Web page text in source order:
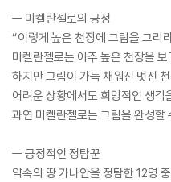
ㅡ 미켈란젤로의 긍정
“이렇게 높은 천장에 그림을 그리
미켈란젤로는 아주 높은 천장을
하지만 그림이 가득 채워진 멋진
어려운 상황에서도 희망적인 생각
과연 미켈란젤로는 그림을 완성할
ㅡ 긍정적인 정탐꾼
약속의 땅 가나안을 정탐한 12명